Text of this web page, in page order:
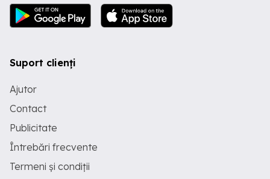
Suport clienți
Ajutor
Contact
Publicitate
Întrebări frecvente
Termeni și condiții